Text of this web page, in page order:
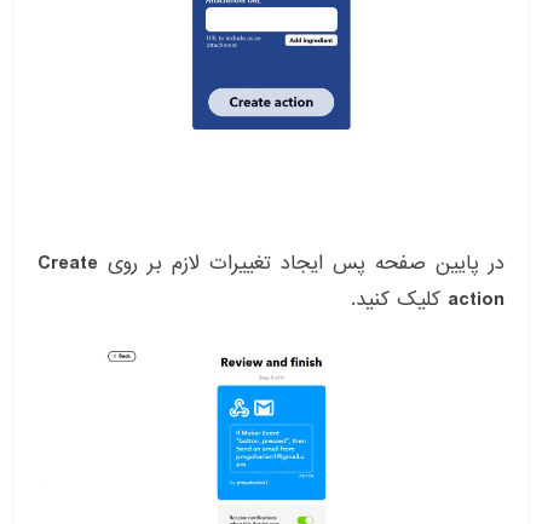
در پایین صفحه پس ایجاد تغییرات لازم بر روی Create
action کلیک کنید.